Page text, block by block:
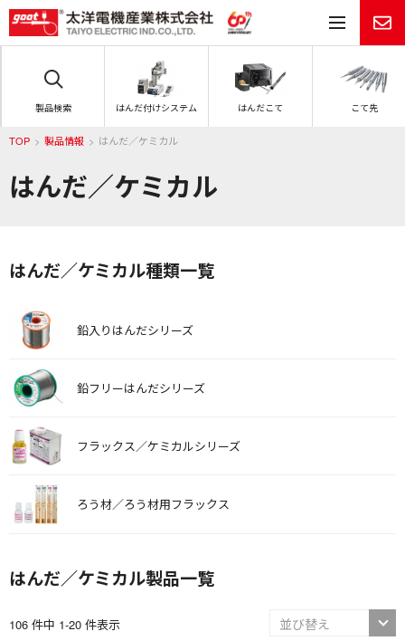
メ
製品検索 はんだ付けシステム はんだこて こて先
はんだ／ケミカル
TOP 製品情報 はんだ／ケミカル
はんだ／ケミカル種類一覧
鉛入りはんだシリーズ
鉛フリーはんだシリーズ
フラックス／ケミカルシリーズ
ろう材／ろう材用フラックス
はんだ／ケミカル製品一覧
106 件中 1-20 件表示